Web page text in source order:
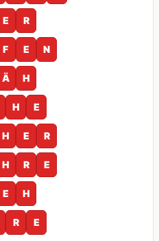
E R
F E N
Ä H
H E
H E R
H R E
E H
R E